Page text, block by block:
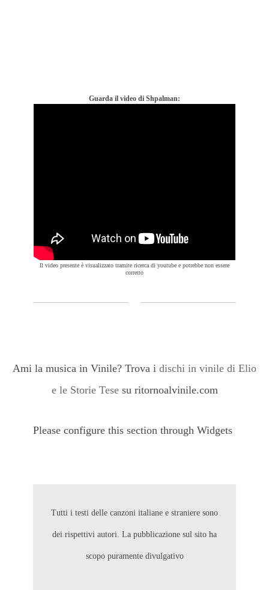
Guarda il video di Shpalman:
Il video presente è visualizzato tramite ricerca di youtube e potrebbe non essere
corretto
Ami la musica in Vinile? Trova i dischi in vinile di Elio
e le Storie Tese su ritornoalvinile.com
Please configure this section through Widgets
Tutti i testi delle canzoni italiane e straniere sono
dei rispettivi autori. La pubblicazione sul sito ha
scopo puramente divulgativo